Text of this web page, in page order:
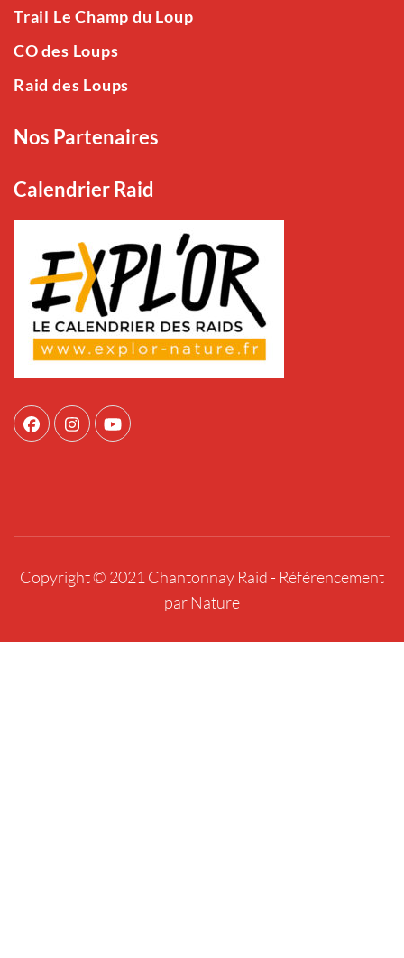
Trail Le Champ du Loup
CO des Loups
Raid des Loups
Nos Partenaires
Calendrier Raid
Copyright © 2021 Chantonnay Raid - Référencement
par Nature